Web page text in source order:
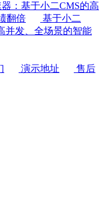
：基于小二CMS的高
翻倍
基于小二
并发、全场景的智能
演示地址
售后